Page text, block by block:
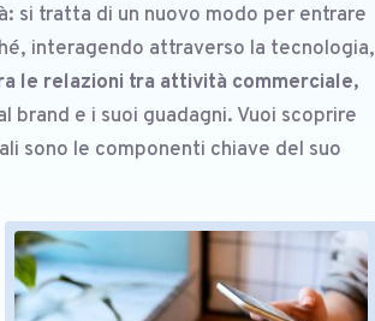
si tratta di un nuovo modo per entrare
interagendo attraverso la tecnologia,
le relazioni tra attività commerciale,
brand e i suoi guadagni. Vuoi scoprire
sono le componenti chiave del suo